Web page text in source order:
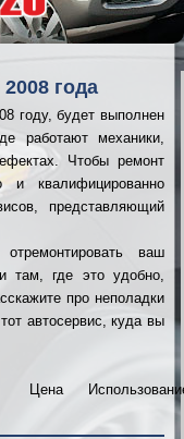
года
году, будет выполнен
работают механики,
Чтобы ремонт
и квалифицированно
представляющий
ваш
там, где это удобно,
про неполадки
автосервис, куда вы
Цена